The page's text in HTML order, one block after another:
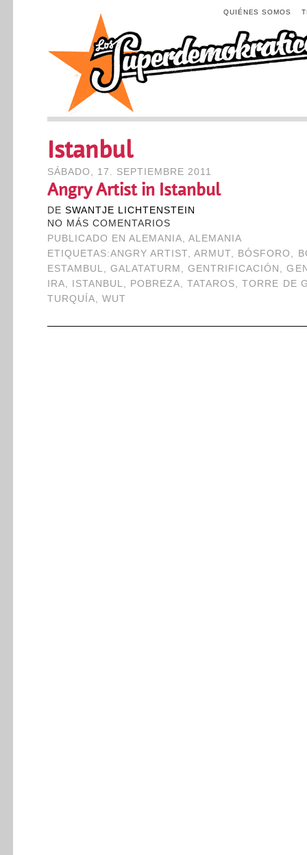
QUIÉNES SOMOS
Istanbul
SÁBADO, 17. SEPTIEMBRE 2011
Angry Artist in Istanbul
DE SWANTJE LICHTENSTEIN
NO MÁS COMENTARIOS
PUBLICADO EN ALEMANIA,ALEMANIA
ETIQUETAS:ANGRY ARTIST,ARMUT, BÓSFORO ,
ESTAMBUL, GALATATURM ,GENTRIFICACIÓN ,
IRA, ISTANBUL, POBREZA,TATAROS,TORRE DE
TURQUÍA, WUT